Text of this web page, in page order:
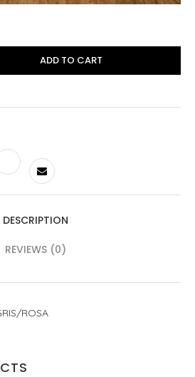
ADD TO CART
DESCRIPTION
REVIEWS (0)
ROSA